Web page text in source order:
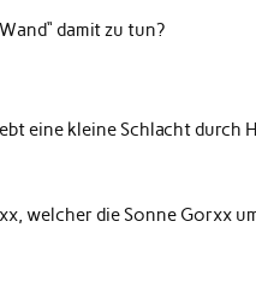
damit zu tun?
eine kleine Schlacht durch
welcher die Sonne Gorxx